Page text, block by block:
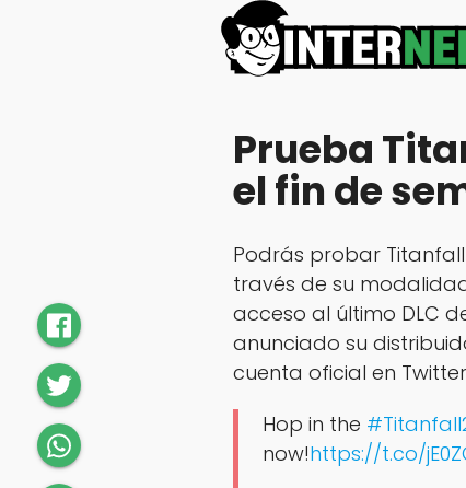
Prueba
el fin de
Podrás probar
través de su
acceso al último DLC
anunciado su
cuenta oficial en
Hop in the
now!https://t.co/